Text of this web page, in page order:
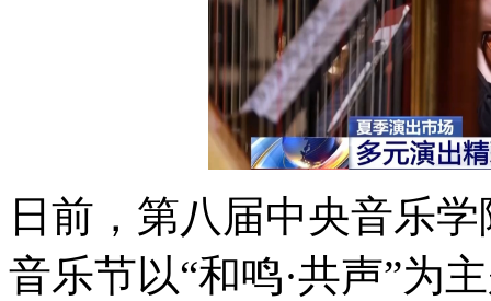
日前，第八届中央音乐
音乐节以“和鸣·共声”为